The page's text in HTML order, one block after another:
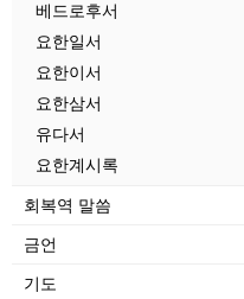
베드로후서
요한일서
요한이서
요한삼서
유다서
요한계시록
회복역 말씀
금언
기도